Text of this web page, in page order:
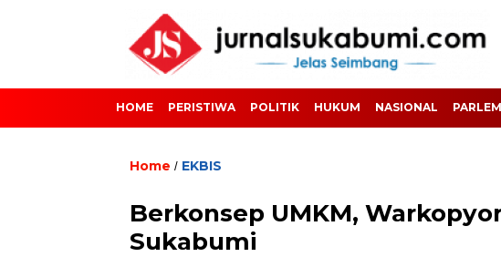
HOME PERISTIWA POLITIK HUKUM NASIONAL
Home / EKBIS
Berkonsep UMKM,
Sukabumi